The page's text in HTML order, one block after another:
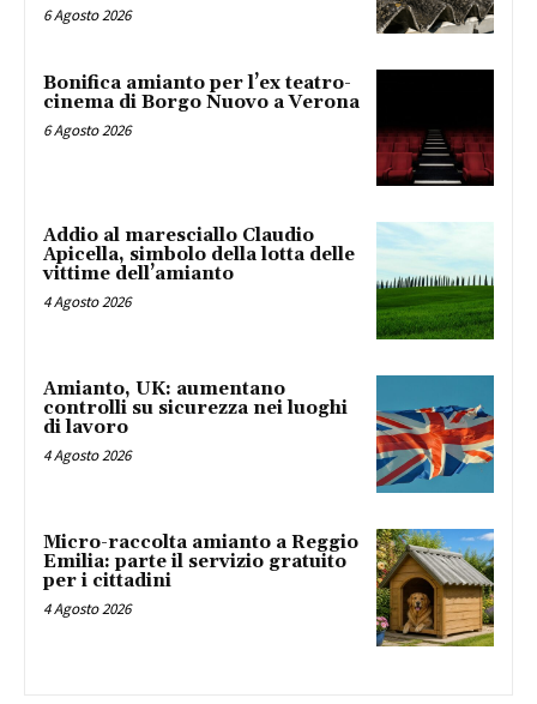
6 Agosto 2026
Bonifica amianto per l’ex teatro-
cinema di Borgo Nuovo a Verona
6 Agosto 2026
Addio al maresciallo Claudio
Apicella, simbolo della lotta delle
vittime dell’amianto
4 Agosto 2026
Amianto, UK: aumentano
controlli su sicurezza nei luoghi
di lavoro
4 Agosto 2026
Micro-raccolta amianto a Reggio
Emilia: parte il servizio gratuito
per i cittadini
4 Agosto 2026